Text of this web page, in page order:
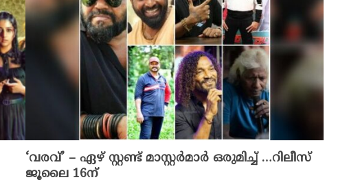
‘വരവ്’ – ഏഴ് സ്റ്റണ്ട് മാസ്റ്റർമാർ ഒരുമിച്ച് …റിലീസ്
ജൂലൈ 16ന്